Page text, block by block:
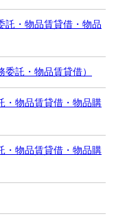
託・物品賃貸借・物品
託・物品賃貸借）
・物品賃貸借・物品購
・物品賃貸借・物品購